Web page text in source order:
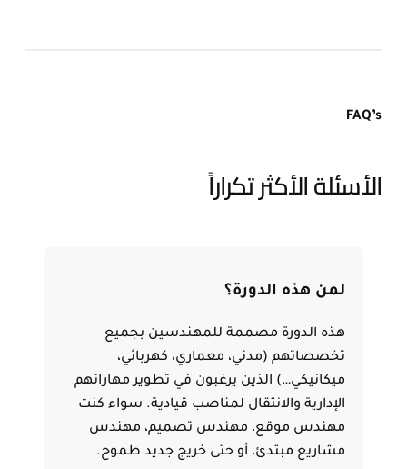
FAQ’s
الأسئلة الأكثر تكراراً
لمن هذه الدورة؟
هذه الدورة مصممة للمهندسين بجميع
تخصصاتهم (مدني، معماري، كهربائي،
ميكانيكي…) الذين يرغبون في تطوير مهاراتهم
الإدارية والانتقال لمناصب قيادية. سواء كنت
مهندس موقع، مهندس تصميم، مهندس
مشاريع مبتدئ، أو حتى خريج جديد طموح.